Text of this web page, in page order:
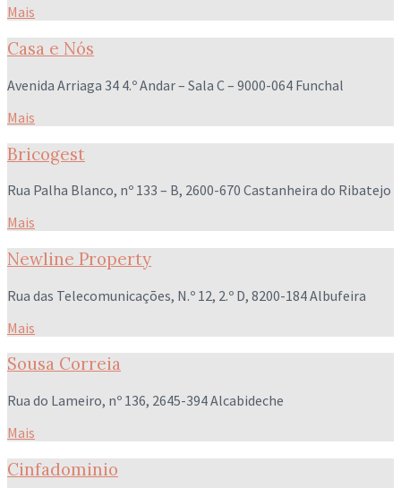
Mais
Casa e Nós
Avenida Arriaga 34 4.º Andar – Sala C – 9000-064 Funchal
Mais
Bricogest
Rua Palha Blanco, nº 133 – B, 2600-670 Castanheira do Ribatejo
Mais
Newline Property
Rua das Telecomunicações, N.º 12, 2.º D, 8200-184 Albufeira
Mais
Sousa Correia
Rua do Lameiro, nº 136, 2645-394 Alcabideche
Mais
Cinfadominio